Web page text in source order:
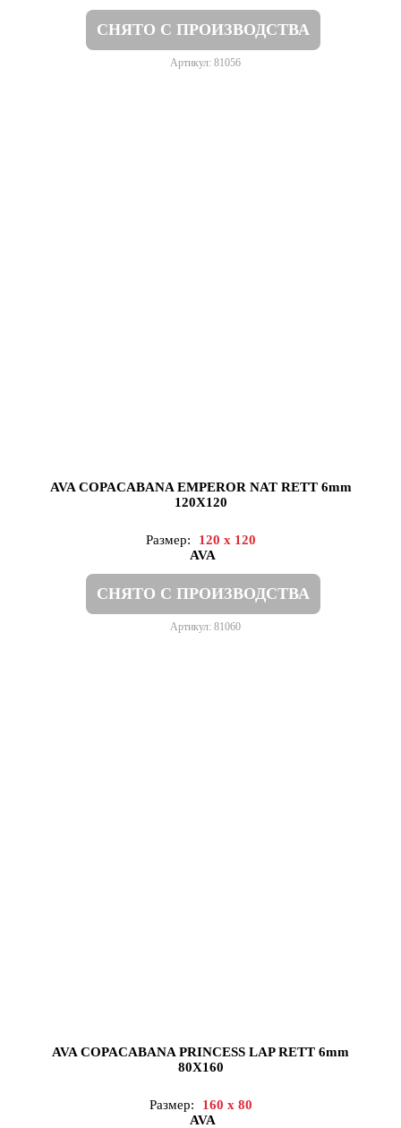
СНЯТО С ПРОИЗВОДСТВА
Артикул: 81056
AVA COPACABANA EMPEROR NAT RETT 6mm
120X120
Размер:
120 x 120
AVA
СНЯТО С ПРОИЗВОДСТВА
Артикул: 81060
AVA COPACABANA PRINCESS LAP RETT 6mm
80X160
Размер:
160 x 80
AVA